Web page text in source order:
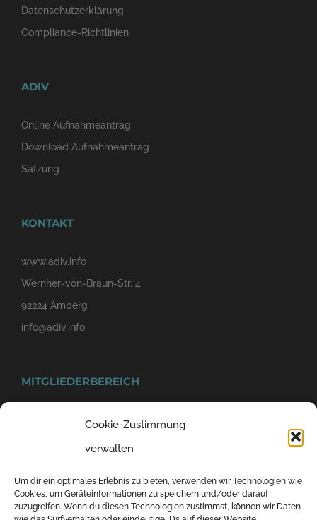
Cookie-Zustimmung
verwalten
Um dir ein optimales Erlebnis zu bieten, verwenden wir Technologien wie
Cookies, um Geräteinformationen zu speichern und/oder darauf
zuzugreifen. Wenn du diesen Technologien zustimmst, können wir Daten
Datenschutzerklärung
Compliance-Richtlinien
ADIV
Online Aufnahmeantrag
Download Aufnahmeantrag
Satzung
KONTAKT
www.adiv.info
Wernher-von-Braun-Str. 4
92224 Amberg
info@adiv.info
MITGLIEDERBEREICH